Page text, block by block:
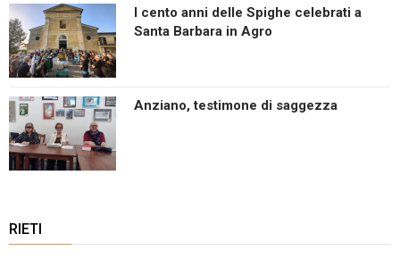
I cento anni delle Spighe celebrati a
Santa Barbara in Agro
Anziano, testimone di saggezza
RIETI